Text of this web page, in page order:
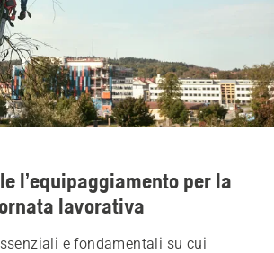
l’equipaggiamento per la
lavorativa
e fondamentali su cui